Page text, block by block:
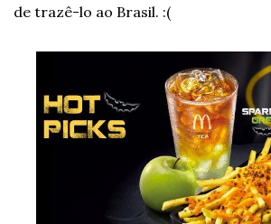
de trazê-lo ao Brasil. :(